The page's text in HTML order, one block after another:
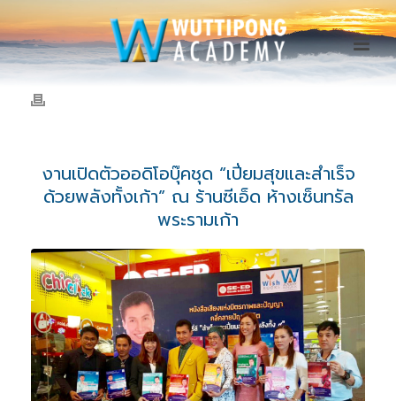
งานเปิดตัวออดิโอบุ๊คชุด “เปี่ยมสุขและสำเร็จ
ด้วยพลังทั้งเก้า” ณ ร้านซีเอ็ด ห้างเซ็นทรัล
พระรามเก้า